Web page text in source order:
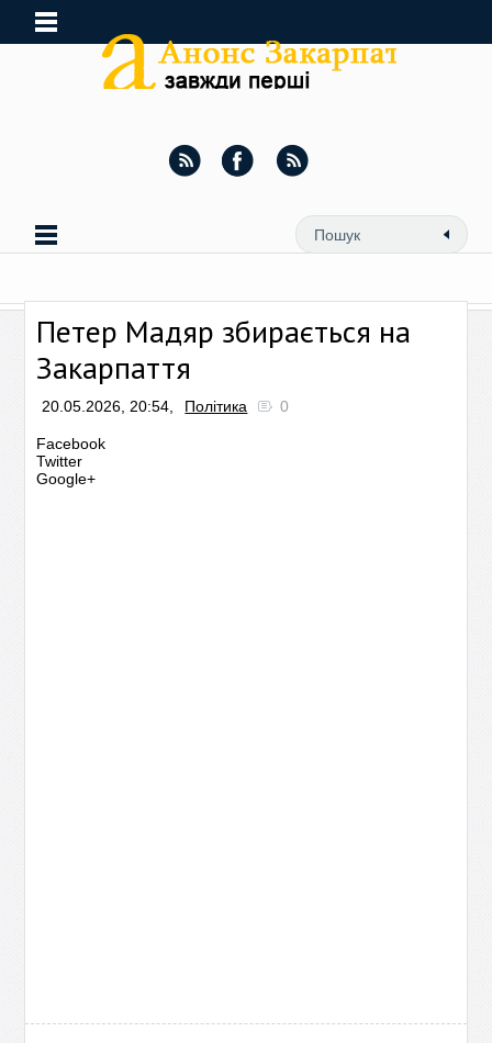
Петер Мадяр збирається на
Закарпаття
20.05.2026, 20:54, Політика 0
Facebook
Twitter
Google+